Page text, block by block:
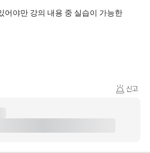
어야만 강의 내용 중 실습이 가능한
신고